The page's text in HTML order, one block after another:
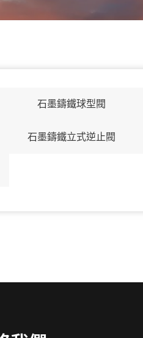
石墨鑄鐵球型閥
石墨鑄鐵立式逆止閥